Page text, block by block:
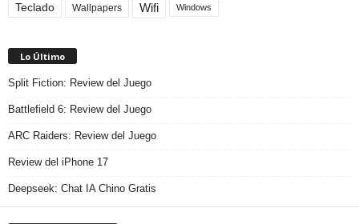
Teclado Wallpapers Wifi Windows
Lo Último
Split Fiction: Review del Juego
Battlefield 6: Review del Juego
ARC Raiders: Review del Juego
Review del iPhone 17
Deepseek: Chat IA Chino Gratis